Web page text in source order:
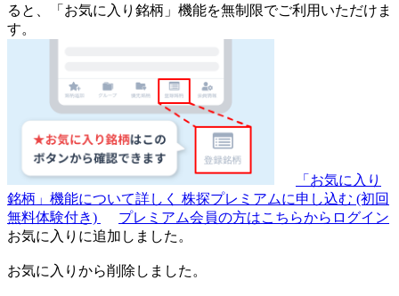
ると、「お気に入り銘柄」機能を無制限でご利用いただけま
す。
「お気に入り
銘柄」機能について詳しく 株探プレミアムに申し込む (初回
無料体験付き)
プレミアム会員の方はこちらからログイン
お気に入りに追加しました。
お気に入りから削除しました。